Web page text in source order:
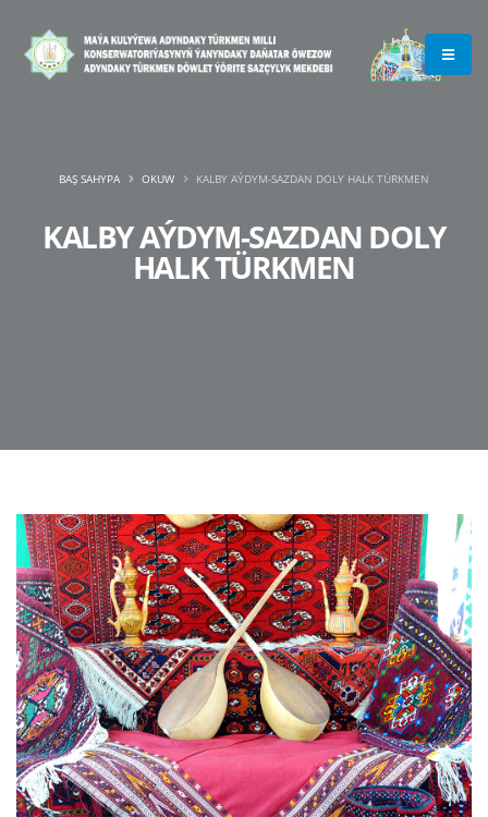
KALBY AÝDYM-SAZDAN DOLY
HALK TÜRKMEN
BAŞ SAHYPA OKUW KALBY AÝDYM-SAZDAN DOLY HALK TÜRKMEN